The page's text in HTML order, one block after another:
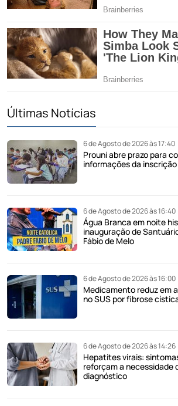
Últimas Notícias
6 de Agosto de 2026 às 17:40
Prouni abre prazo para
informações da inscrição
6 de Agosto de 2026 às 16:40
Água Branca em noite
inauguração de
Fábio de Melo
6 de Agosto de 2026 às 16:00
Medicamento reduz em
no SUS por fibrose
6 de Agosto de 2026 às 14:26
Hepatites virais:
reforçam a necessidade
diagnóstico